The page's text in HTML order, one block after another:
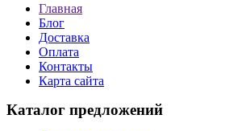
Главная
Блог
Доставка
Оплата
Контакты
Карта сайта
Каталог предложений